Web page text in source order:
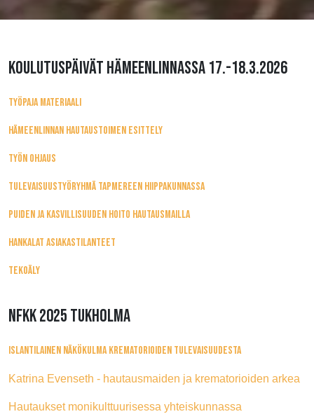
KOULUTUSPÄIVÄT HÄMEENLINNASSA 17.-18.3.2026
TYÖPAJA MATERIAALI
HÄMEENLINNAN HAUTAUSTOIMEN ESITTELY
TYÖN OHJAUS
TULEVAISUUSTYÖRYHMÄ TAPMEREEN HIIPPAKUNNASSA
PUIDEN JA KASVILLISUUDEN HOITO HAUTAUSMAILLA
HANKALAT ASIAKASTILANTEET
TEKOÄLY
NFKK 2025 TUKHOLMA
ISLANTILAINEN NÄKÖKULMA KREMATORIOIDEN TULEVAISUUDESTA
Katrina Evenseth - hautausmaiden ja krematorioiden arkea
Hautaukset monikulttuurisessa yhteiskunnassa